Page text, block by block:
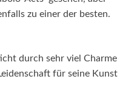
zu einer der besten.
durch sehr viel Charme
für seine Kunst